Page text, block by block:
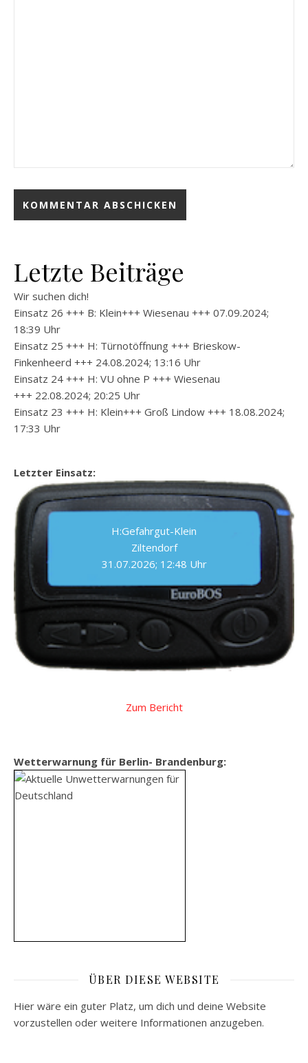
Letzte Beiträge
Wir suchen dich!
Einsatz 26 +++ B: Klein+++ Wiesenau +++ 07.09.2024;
18:39 Uhr
Einsatz 25 +++ H: Türnotöffnung +++ Brieskow-
Finkenheerd +++ 24.08.2024; 13:16 Uhr
Einsatz 24 +++ H: VU ohne P +++ Wiesenau
+++ 22.08.2024; 20:25 Uhr
Einsatz 23 +++ H: Klein+++ Groß Lindow +++ 18.08.2024;
17:33 Uhr
Letzter Einsatz:
H:Gefahrgut-Klein
Ziltendorf
31.07.2026; 12:48 Uhr
Zum Bericht
Wetterwarnung für Berlin- Brandenburg:
ÜBER DIESE WEBSITE
Hier wäre ein guter Platz, um dich und deine Website
vorzustellen oder weitere Informationen anzugeben.